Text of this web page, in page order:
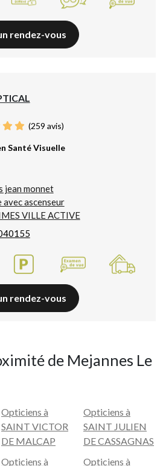
rendez-vous
(259 avis)
Santé Visuelle
jean monnet
avec ascenseur
VILLE ACTIVE
rendez-vous
de Mejannes Le
Opticiens à
SAINT VICTOR
DE MALCAP
Opticiens à
Opticiens à
SAINT JULIEN
DE CASSAGNAS
Opticiens à